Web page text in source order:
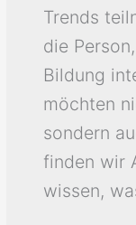
Trends
die
Bildung
möchten
sondern
finden wir
wissen,